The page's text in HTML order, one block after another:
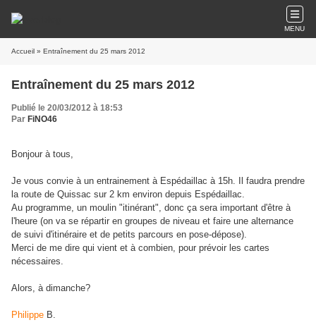
MENU
Accueil » Entraînement du 25 mars 2012
Entraînement du 25 mars 2012
Publié le 20/03/2012 à 18:53
Par FiNO46
Bonjour à tous,
Je vous convie à un entrainement à Espédaillac à 15h. Il faudra prendre
la route de Quissac sur 2 km environ depuis Espédaillac.
Au programme, un moulin "itinérant", donc ça sera important d'être à
l'heure (on va se répartir en groupes de niveau et faire une alternance
de suivi d'itinéraire et de petits parcours en pose-dépose).
Merci de me dire qui vient et à combien, pour prévoir les cartes
nécessaires.
Alors, à dimanche?
Philippe B.